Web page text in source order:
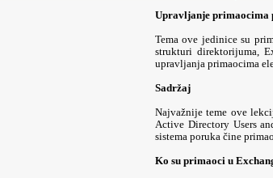
Upravljanje primaocima
Tema ove jedinice su
strukturi direktorijuma,
upravljanja primaocima
Sadržaj
Najvažnije teme ove
Active Directory Users
sistema poruka čine
Ko su primaoci u